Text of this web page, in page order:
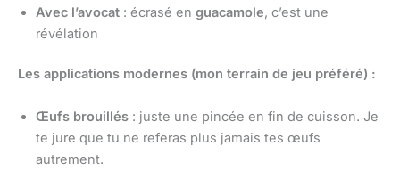
Avec l’avocat : écrasé en guacamole, c’est une
révélation
Les applications modernes (mon terrain de jeu préféré) :
Œufs brouillés : juste une pincée en fin de cuisson. Je
te jure que tu ne referas plus jamais tes œufs
autrement.